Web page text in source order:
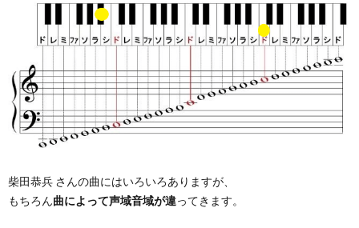
柴田恭兵 さんの曲にはいろいろありますが、
もちろん曲によって声域音域が違ってきます。